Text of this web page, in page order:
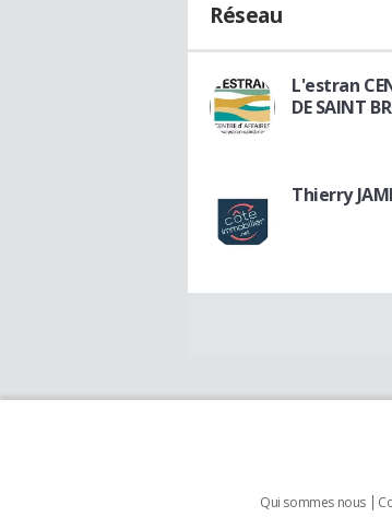
Réseau
L'estran
DE SAINT
Thierry
Qui sommes nous